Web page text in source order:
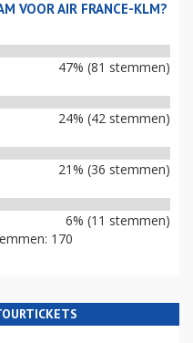
VOOR AIR FRANCE-KLM?
47% (81 stemmen)
24% (42 stemmen)
21% (36 stemmen)
6% (11 stemmen)
170